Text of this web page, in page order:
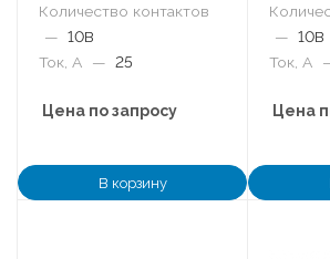
Количество контактов
— 10B
Ток, А
— 25
Цена по запросу
В корзину
— 10B
Ток, А
Цена